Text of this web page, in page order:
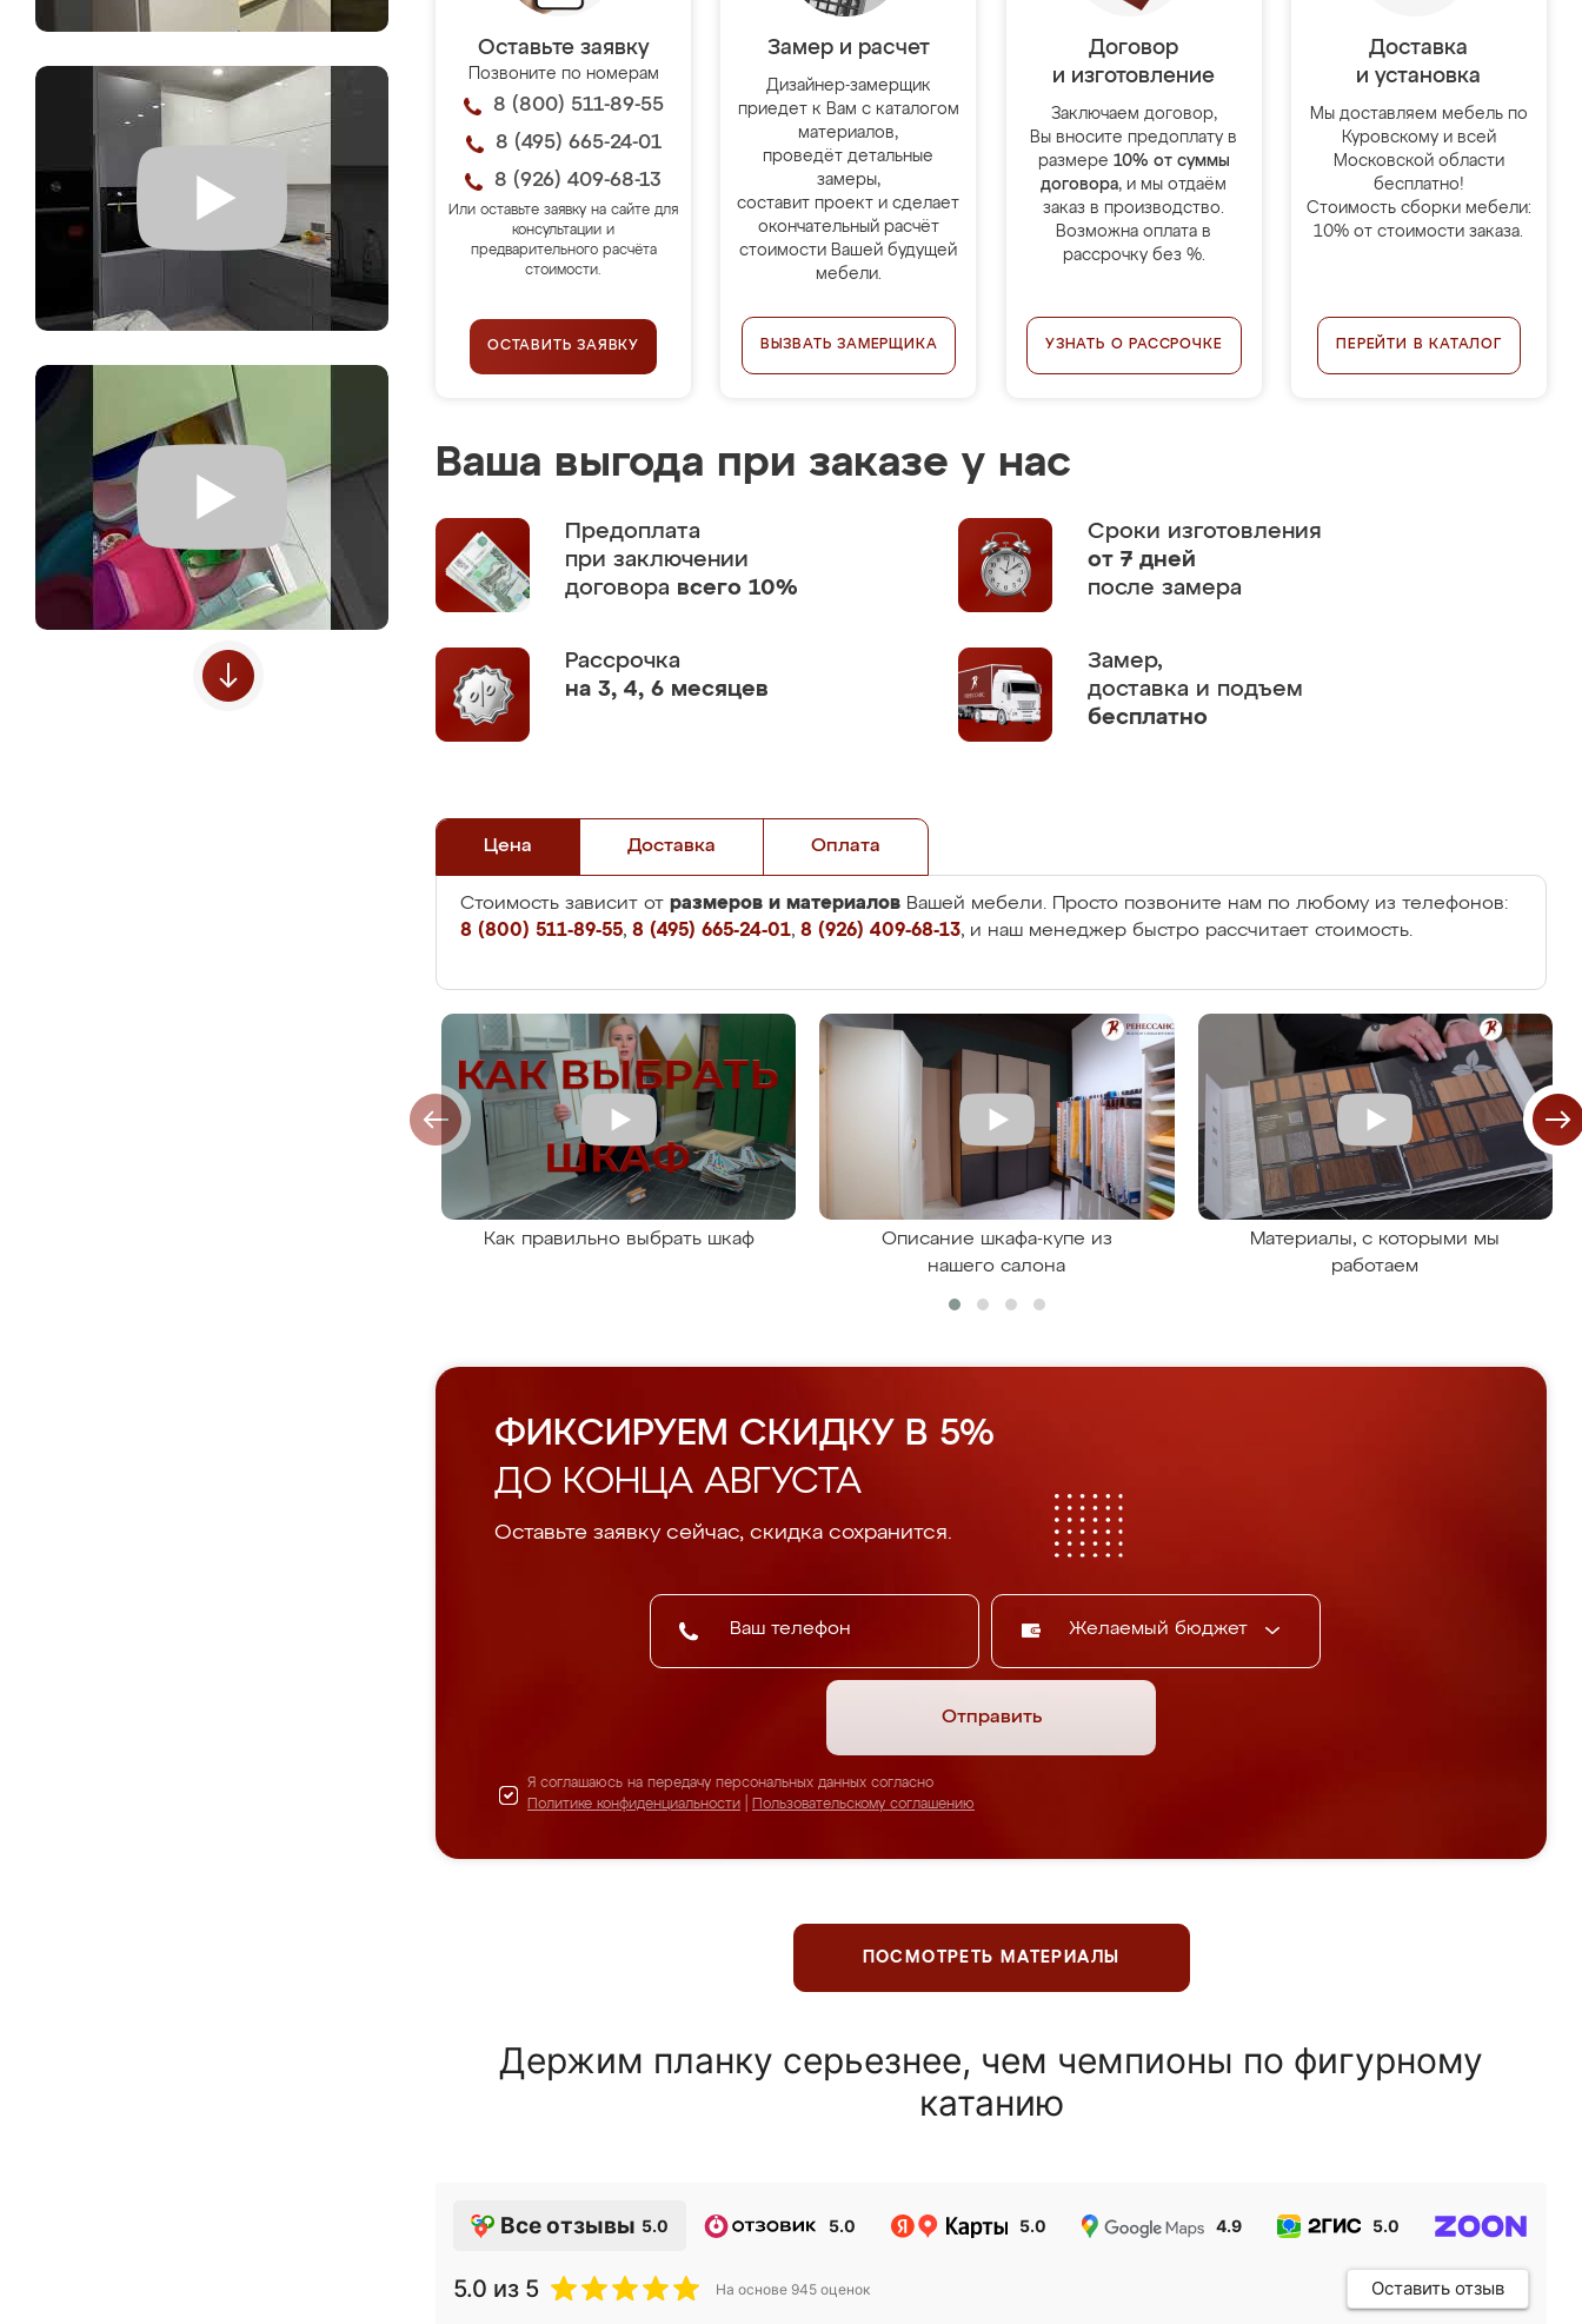
Оставьте заявку
Позвоните по номерам
8 (800) 511-89-55
8 (495) 665-24-01
8 (926) 409-68-13
Или оставьте заявку на сайте для
консультации и
предварительного расчёта
стоимости.
ОСТАВИТЬ ЗАЯВКУ
Замер и расчет
Дизайнер-замерщик
приедет к Вам с каталогом
материалов,
проведёт детальные
замеры,
составит проект и сделает
окончательный расчёт
стоимости Вашей будущей
мебели.
ВЫЗВАТЬ ЗАМЕРЩИКА
Договор
и изготовление
Заключаем договор,
Вы вносите предоплату в
размере 10% от суммы
договора, и мы отдаём
заказ в производство.
Возможна оплата в
рассрочку без %.
УЗНАТЬ О РАССРОЧКЕ
Доставка
и установка
Мы доставляем мебель по
Куровскому и всей
Московской области
бесплатно!
Стоимость сборки мебели:
10% от стоимости заказа.
ПЕРЕЙТИ В КАТАЛОГ
Ваша выгода при заказе у нас
Предоплата
при заключении
договора всего 10%
Сроки изготовления
от 7 дней
после замера
Рассрочка
на 3, 4, 6 месяцев
Замер,
доставка и подъем
бесплатно
Цена Доставка Оплата
Стоимость зависит от размеров и материалов Вашей мебели. Просто позвоните нам по любому из телефонов:
8 (800) 511-89-55, 8 (495) 665-24-01, 8 (926) 409-68-13, и наш менеджер быстро рассчитает стоимость.
Как правильно выбрать шкаф
Описание шкафа-купе из
нашего салона
Материалы, с которыми мы
работаем
ФИКСИРУЕМ СКИДКУ В 5%
ДО КОНЦА АВГУСТА
Оставьте заявку сейчас, скидка сохранится.
Желаемый бюджет
Отправить
Я соглашаюсь на передачу персональных данных согласно
Политике конфиденциальности
Пользовательскому соглашению
ПОСМОТРЕТЬ МАТЕРИАЛЫ
Держим планку серьезнее, чем чемпионы по фигурному
катанию
Все отзывы 5.0 5.0 5.0 4.9 5.0
5.0 из 5 На основе 945 оценок Оставить отзыв